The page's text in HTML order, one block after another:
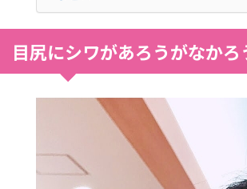
目尻にシワがあろうがなか